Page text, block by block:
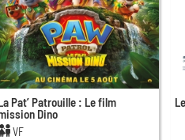
Pat’ Patrouille : Le film
Dino
VF